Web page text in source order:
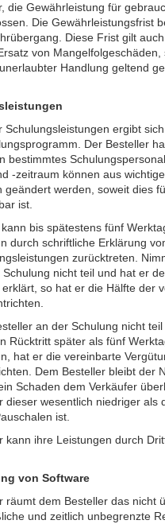
die Gewährleistung für
Die Gewährleistungsfrist
Diese Frist gilt
von Mangelfolgeschäden,
Handlung geltend
Schulungsleistungen ergibt
Der Besteller
bestimmtes Schulungspersonal.
-zeitraum können aus
geändert werden, soweit dies
ist.
bis spätestens fünf
durch schriftliche Erklärung
zurücktreten.
nicht teil und hat er
so hat er die Hälfte der
an der Schulung nicht
Rücktritt später als fünf
hat er die vereinbarte
Dem Besteller bleibt der
Schaden dem Verkäufer
dieser wesentlich niedriger als
ist.
kann ihre Leistungen durch
von Software
räumt dem Besteller das nicht
und zeitlich unbegrenzte